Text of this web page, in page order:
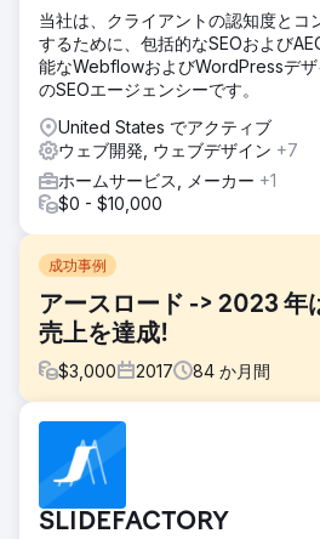
当社は、クライアントの認知度とコ
するために、包括的なSEOおよび
能なWebflowおよびWordPressデ
のSEOエージェンシーです。
United States でアクティブ
ウェブ開発, ウェブデザイン +7
ホームサービス, メーカー +1
$0 - $10,000
成功事例
アースロード -> 2023 年
売上を達成!
$3,000 2017 84 か月間
彼らには、知名度が低く、予算が逼
なかったため、包括的なデジタル
が必要でした。
SLIDEFACTORY